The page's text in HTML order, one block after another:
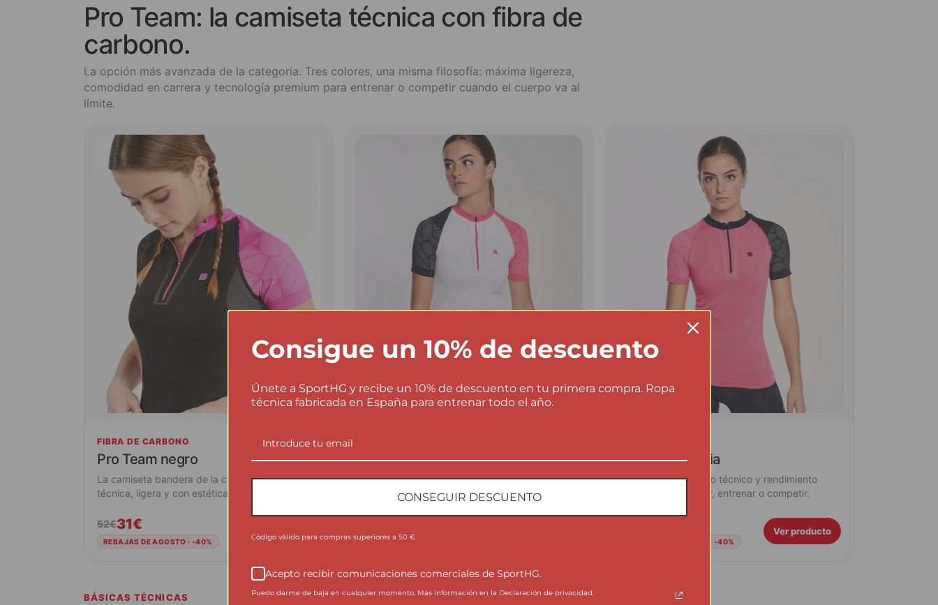
Pro Team: la camiseta técnica con fibra de
carbono.
La opción más avanzada de la categoría. Tres colores, una misma filosofía: máxima ligereza,
comodidad en carrera y tecnología premium para entrenar o competir cuando el cuerpo va al
límite.
FIBRA DE CARBONO
Pro Team negro
La camiseta bandera de la colección femenina:
técnica, ligera y con estética de competición.
52€31€
REBAJAS DE AGOSTO · -40%
Ver producto
Pro Team blanco
Versión clara, fresca y técnica para entrenar en
calor con una camiseta de alto rendimiento.
REBAJAS DE AGOSTO · -40%
Pro Team fucsia
Color enérgico, tejido técnico y rendimiento
premium para correr, entrenar o competir.
REBAJAS DE AGOSTO · -40%
Ver producto
BÁSICAS TÉCNICAS
Consigue un 10% de descuento
Únete a SportHG y recibe un 10% de descuento en tu primera compra. Ropa
técnica fabricada en España para entrenar todo el año.
CONSEGUIR DESCUENTO
Código válido para compras superiores a 50 €.
Acepto recibir comunicaciones comerciales de SportHG.
Puedo darme de baja en cualquier momento. Más información en la Declaración de privacidad.